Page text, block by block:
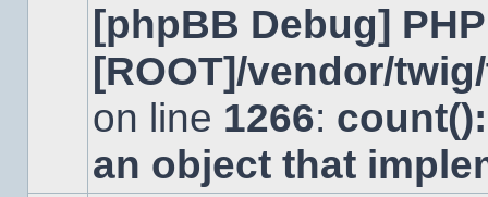
message
lu
[phpBB Debug]
[ROOT]/vendor/
on line 1266:
an object that